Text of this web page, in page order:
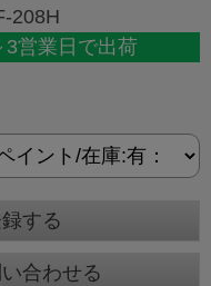
208H
3営業日で出荷
する
合わせる